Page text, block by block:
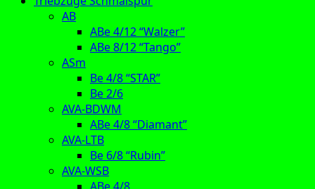
AB
ABe 4/12 “Walzer”
ABe 8/12 “Tango”
ASm
Be 4/8 “STAR”
Be 2/6
AVA-BDWM
ABe 4/8 “Diamant”
AVA-LTB
Be 6/8 “Rubin”
AVA-WSB